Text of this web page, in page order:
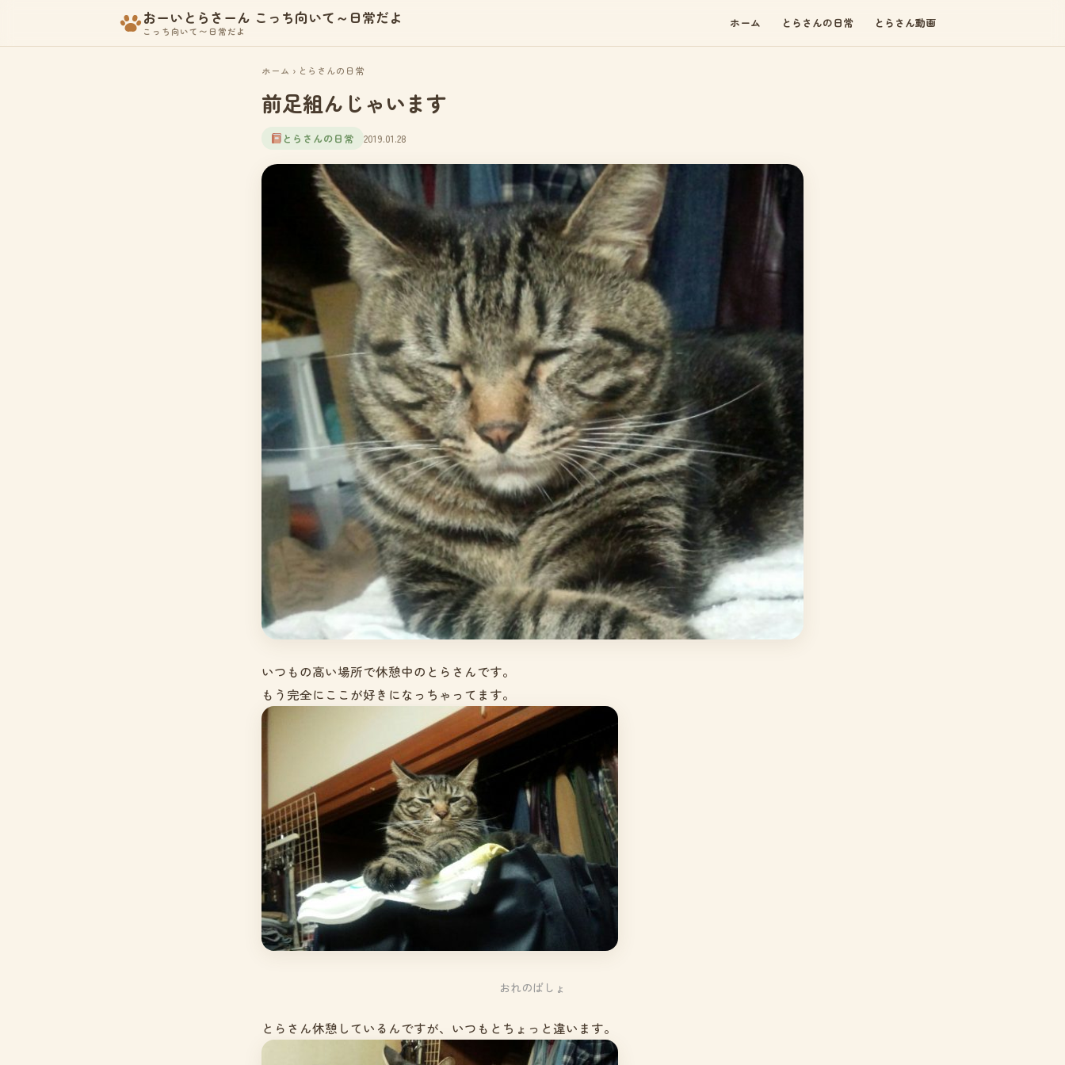
おーいとらさーん こっち向いて～日常だよ
こっち向いて〜日常だよ
ホーム とらさんの日常 とらさん動画
ホーム › とらさんの日常
前足組んじゃいます
とらさんの日常 2019.01.28
いつもの高い場所で休憩中のとらさんです。
もう完全にここが好きになっちゃってます。
おれのばしょ
とらさん休憩しているんですが、いつもとちょっと違います。